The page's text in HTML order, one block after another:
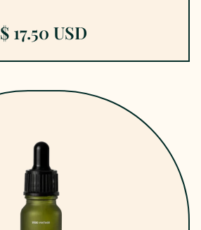
$ 17.50 USD